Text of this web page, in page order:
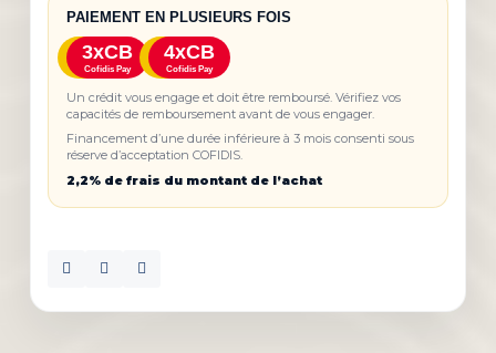
PAIEMENT EN PLUSIEURS FOIS
3xCB
Cofidis Pay
4xCB
Cofidis Pay
Un crédit vous engage et doit être remboursé. Vérifiez vos
capacités de remboursement avant de vous engager.
Financement d’une durée inférieure à 3 mois consenti sous
réserve d’acceptation COFIDIS.
2,2% de frais du montant de l’achat